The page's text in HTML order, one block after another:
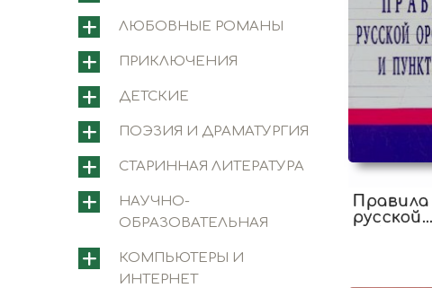
ЛЮБОВНЫЕ РОМАНЫ
ПРИКЛЮЧЕНИЯ
ДЕТСКИЕ
ПОЭЗИЯ И ДРАМАТУРГИЯ
СТАРИННАЯ ЛИТЕРАТУРА
НАУЧНО-
ОБРАЗОВАТЕЛЬНАЯ
КОМПЬЮТЕРЫ И
ИНТЕРНЕТ
Правила
русской